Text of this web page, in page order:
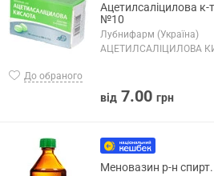
До обраного
Ацетилсаліцилова к-
№10
Лубнифарм (Україна)
АЦЕТИЛСАЛІЦИЛОВА
від 7.00 грн
Меновазин р-н